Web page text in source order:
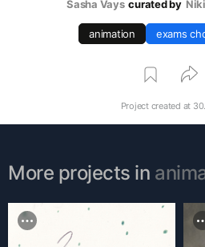
Sasha Vays curated by
animation exams
Project created at
More projects in